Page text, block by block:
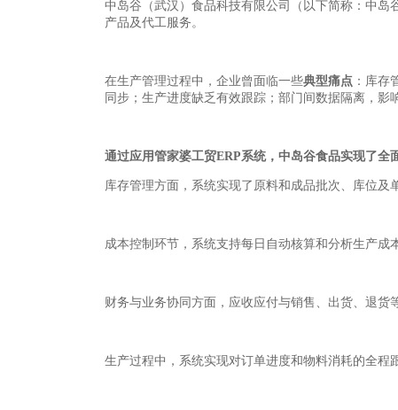
中岛谷（武汉）食品科技有限公司（以下简称：中
产品及代工服务。
在生产管理过程中，企业曾面临一些典型痛点 ：库存
同步；生产进度缺乏有效跟踪；部门间数据隔离，影
通过应用管家婆工贸ERP系统，中岛谷食品实现了全
库存管理方面，系统实现了原料和成品批次、库位及
成本控制环节，系统支持每日自动核算和分析生产成
财务与业务协同方面，应收应付与销售、出货、退货
生产过程中，系统实现对订单进度和物料消耗的全程